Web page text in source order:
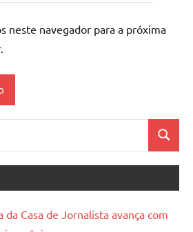
neste navegador para a próxima
Casa de Jornalista avança com